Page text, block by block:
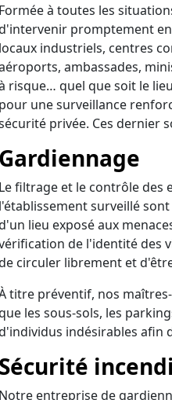
Formée à toutes les
promptement
locaux industriels, centres
ambassades,
risque… quel que soit le
pour une surveillance
privée. Ces dernier
Gardiennage
Le filtrage et le contrôle des
l'établissement surveillé
lieu exposé aux
de l'identité des
circuler librement et
titre préventif, nos
les sous-sols, les
indésirables afin
Sécurité
Notre entreprise de